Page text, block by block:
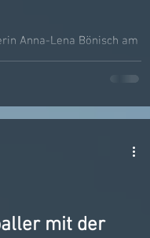
Anna-Lena Bönisch am
mit weiteren Aktiven
an den Start. Trotz noch
als Veranstalter
mit der